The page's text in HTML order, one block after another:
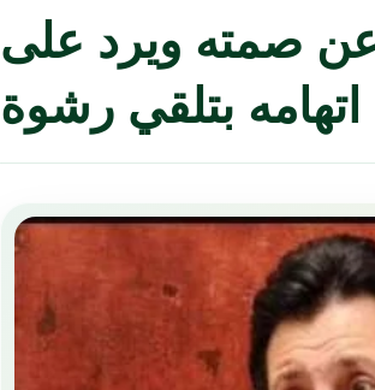
صمته ويرد على
اتهامه بتلقي رشوة